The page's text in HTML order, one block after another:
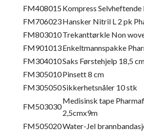
FM408015Kompress
FM706023Hansker Nitril L 2 pk
FM803010Trekanttørkle Non
FM901013Enkeltmannspakke
FM304010Saks Førstehjelp 18,5
FM305010Pinsett 8 cm
FM305050Sikkerhetsnåler 10 stk
FM503030
Medisinsk tape
2,5cmx9m
FM505020Water-Jel